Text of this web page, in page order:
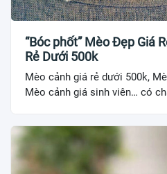
“Bóc phốt” Mèo Đẹp Giá
Rẻ Dưới 500k
Mèo cảnh giá rẻ dưới 500k,
Mèo cảnh giá sinh viên… có